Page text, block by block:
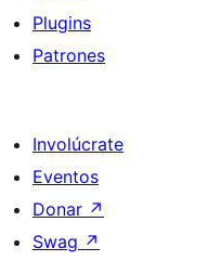
Plugins
Patrones
Involúcrate
Eventos
Donar ↗
Swag ↗